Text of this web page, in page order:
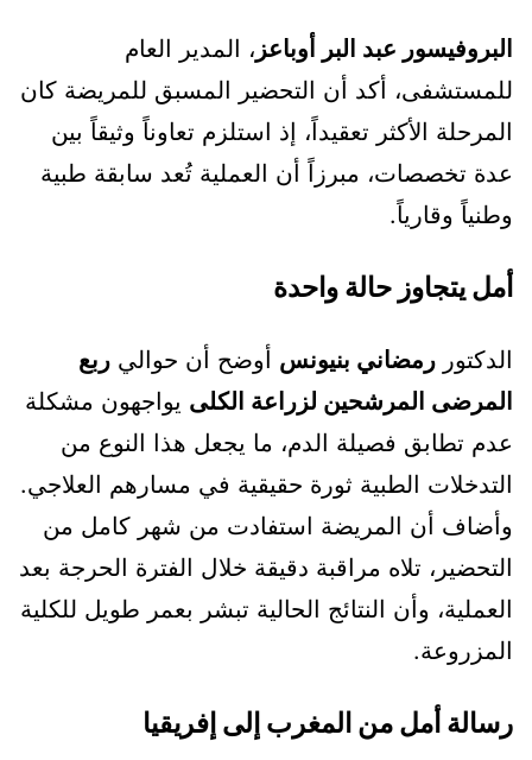
البروفيسور عبد البر أوباعز ، المدير العام
للمستشفى، أكد أن التحضير المسبق للمريضة كان
المرحلة الأكثر تعقيداً، إذ استلزم تعاوناً وثيقاً بين
عدة تخصصات، مبرزاً أن العملية تُعد سابقة طبية
وطنياً وقارياً.
أمل يتجاوز حالة واحدة
الدكتور رمضاني بنيونس أوضح أن حوالي ربع
المرضى المرشحين لزراعة الكلى يواجهون مشكلة
عدم تطابق فصيلة الدم، ما يجعل هذا النوع من
التدخلات الطبية ثورة حقيقية في مسارهم العلاجي.
وأضاف أن المريضة استفادت من شهر كامل من
التحضير، تلاه مراقبة دقيقة خلال الفترة الحرجة بعد
العملية، وأن النتائج الحالية تبشر بعمر طويل للكلية
المزروعة.
رسالة أمل من المغرب إلى إفريقيا